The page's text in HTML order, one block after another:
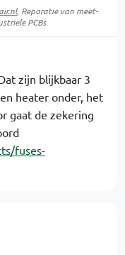
, Reparatie van meet-
PCBs
zijn blijkbaar 3
heater onder, het
gaat de zekering
fuses-